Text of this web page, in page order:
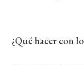
¿Qué hacer con